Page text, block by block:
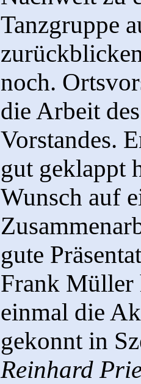
Tanzgruppe
noch.
die Arbeit
Vorstandes.
gut geklappt
Wunsch auf
gute
Frank Müller
einmal die
gekonnt in
Reinhard